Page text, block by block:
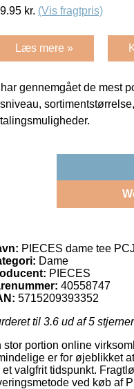
kr. (Vis fragtpris)
Læs mere »
gennemgået de mest
PIECES dame tee
Dame
PIECES
40558747
5715209393352
til 3.6 ud af 5
stor portion online
er for øjeblikket
et valgfrit tidspunkt.
ved køb af